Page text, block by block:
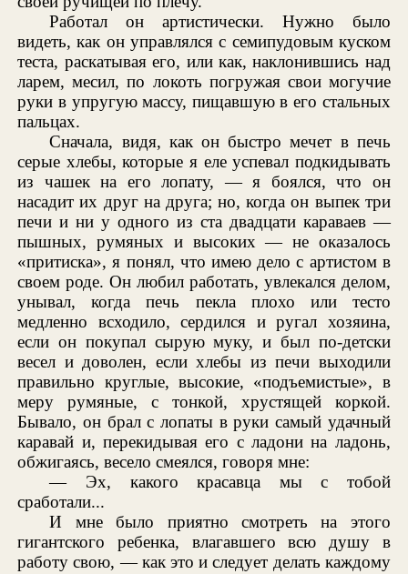
Работал он артистически. Нужно было
видеть, как он управлялся с семипудовым куском
теста, раскатывая его, или как, наклонившись над
ларем, месил, по локоть погружая свои могучие
руки в упругую массу, пищавшую в его стальных
пальцах.
Сначала, видя, как он быстро мечет в печь
серые хлебы, которые я еле успевал подкидывать
из чашек на его лопату, — я боялся, что он
насадит их друг на друга; но, когда он выпек три
печи и ни у одного из ста двадцати караваев —
пышных, румяных и высоких — не оказалось
«притиска», я понял, что имею дело с артистом в
своем роде. Он любил работать, увлекался делом,
унывал, когда печь пекла плохо или тесто
медленно всходило, сердился и ругал хозяина,
если он покупал сырую муку, и был по-детски
весел и доволен, если хлебы из печи выходили
правильно круглые, высокие, «подъемистые», в
меру румяные, с тонкой, хрустящей коркой.
Бывало, он брал с лопаты в руки самый удачный
каравай и, перекидывая его с ладони на ладонь,
обжигаясь, весело смеялся, говоря мне:
— Эх, какого красавца мы с тобой
сработали...
И мне было приятно смотреть на этого
гигантского ребенка, влагавшего всю душу в
работу свою, — как это и следует делать каждому